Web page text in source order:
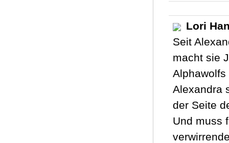
Lori
Seit
macht sie
Alexandra
der Seite
Und muss